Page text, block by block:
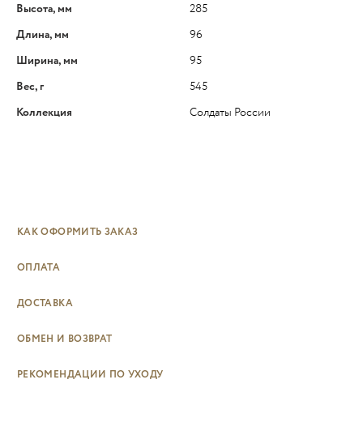
Высота, мм
285
Длина, мм
96
Ширина, мм
95
Вес, г
545
Коллекция
Солдаты России
КАК ОФОРМИТЬ ЗАКАЗ
ОПЛАТА
ДОСТАВКА
ОБМЕН И ВОЗВРАТ
РЕКОМЕНДАЦИИ ПО УХОДУ